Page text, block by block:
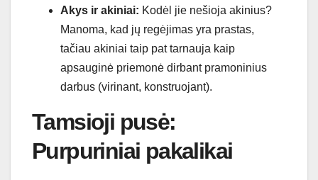
Akys ir akiniai: Kodėl jie nešioja akinius?
Manoma, kad jų regėjimas yra prastas,
tačiau akiniai taip pat tarnauja kaip
apsauginė priemonė dirbant pramoninius
darbus (virinant, konstruojant).
Tamsioji pusė:
Purpuriniai pakalikai